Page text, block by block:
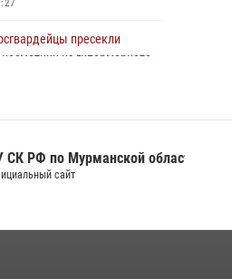
памяти святого
дебош в баре на улице
пресекли
из гипермаркета
задержали
по Мурманской области
сайт